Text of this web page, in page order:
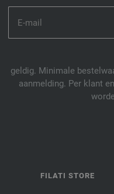
geldig. Minimale
aanmelding. Per klant
FILATI STORE